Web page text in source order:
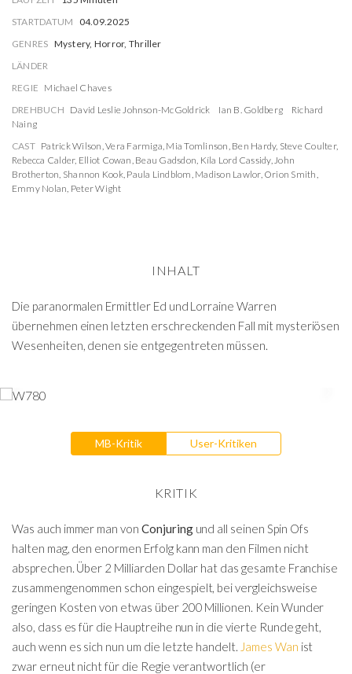
STARTDATUM
04.09.2025
GENRES Mystery, Horror, Thriller
LÄNDER
REGIE Michael Chaves
DREHBUCH David Leslie Johnson-McGoldrick Ian B. Goldberg
Richard
Naing
CAST Patrick Wilson,Vera Farmiga, Mia Tomlinson, Ben Hardy, Steve Coulter,
Rebecca Calder, Elliot Cowan, Beau Gadsdon, Kíla Lord Cassidy,John
Brotherton, Shannon Kook, Paula Lindblom, Madison Lawlor, Orion Smith,
Emmy Nolan, Peter Wight
INHALT
Die paranormalen Ermittler Ed und Lorraine Warren
übernehmen einen letzten erschreckenden Fall mit mysteriösen
Wesenheiten, denen sie entgegentreten müssen.
MB-Kritik User-Kritiken
KRITIK
Was auch immer man von Conjuring und all seinen Spin Ofs
halten mag, den enormen Erfolg kann man den Filmen nicht
absprechen. Über 2 Milliarden Dollar hat das gesamte Franchise
zusammengenommen schon eingespielt, bei vergleichsweise
geringen Kosten von etwas über 200 Millionen. Kein Wunder
also, dass es für die Hauptreihe nun in die vierte Runde geht,
auch wenn es sich nun um die letzte handelt.
James Wan ist
zwar erneut nicht für die Regie verantwortlich (er